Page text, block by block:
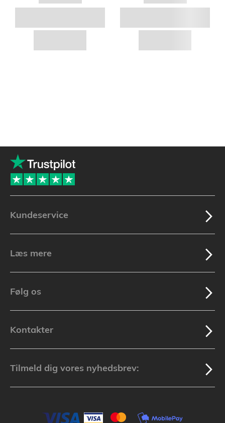
Kundeservice
Læs mere
Følg os
Kontakter
Tilmeld dig vores nyhedsbrev: